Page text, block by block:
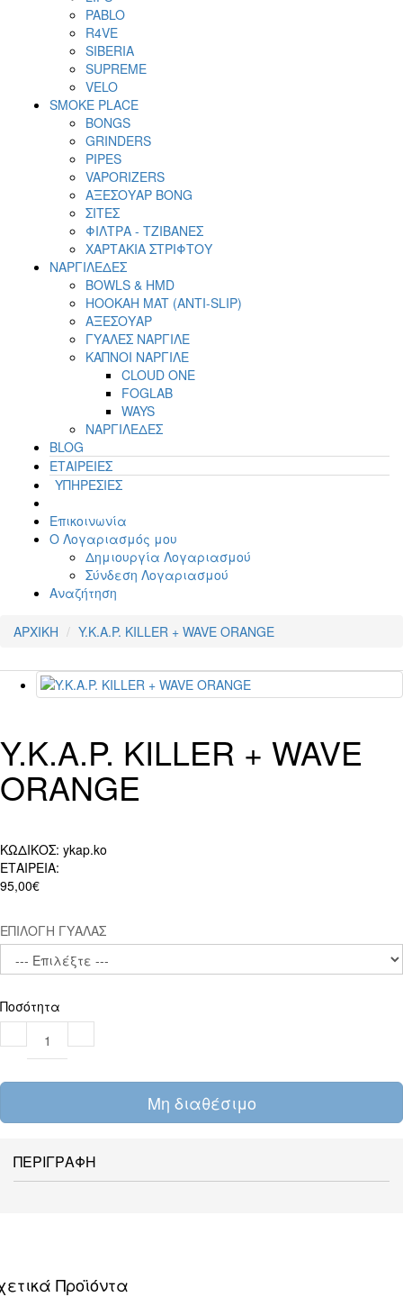
PABLO
R4VE
SIBERIA
SUPREME
VELO
SMOKE PLACE
BONGS
GRINDERS
PIPES
VAPORIZERS
ΑΞΕΣΟΥΑΡ BONG
ΣΙΤΕΣ
ΦΙΛΤΡΑ - ΤΖΙΒΑΝΕΣ
ΧΑΡΤΑΚΙΑ ΣΤΡΙΦΤΟΥ
ΝΑΡΓΙΛΕΔΕΣ
BOWLS & HMD
HOOKAH MAT (ANTI-SLIP)
ΑΞΕΣΟΥΑΡ
ΓΥΑΛΕΣ ΝΑΡΓΙΛΕ
ΚΑΠΝΟΙ ΝΑΡΓΙΛΕ
CLOUD ONE
FOGLAB
WAYS
ΝΑΡΓΙΛΕΔΕΣ
BLOG
ΕΤΑΙΡΕΙΕΣ
ΥΠΗΡΕΣΙΕΣ
Επικοινωνία
Ο Λογαριασμός μου
Δημιουργία Λογαριασμού
Σύνδεση Λογαριασμού
Αναζήτηση
ΑΡΧΙΚΗ Y.K.A.P. KILLER + WAVE ORANGE
Y.K.A.P. KILLER + WAVE
ORANGE
ΚΩΔΙΚΟΣ: ykap.ko
ΕΤΑΙΡΕΙΑ:
95,00€
ΕΠΙΛΟΓΗ ΓΥΑΛΑΣ
Ποσότητα
Μη διαθέσιμο
ΠΕΡΙΓΡΑΦΗ
Προϊόντα